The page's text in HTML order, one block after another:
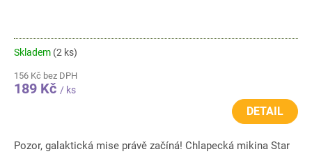
Skladem (2 ks)
156 Kč bez DPH
189 Kč / ks
DETAIL
Pozor, galaktická mise právě začíná! Chlapecká mikina Star